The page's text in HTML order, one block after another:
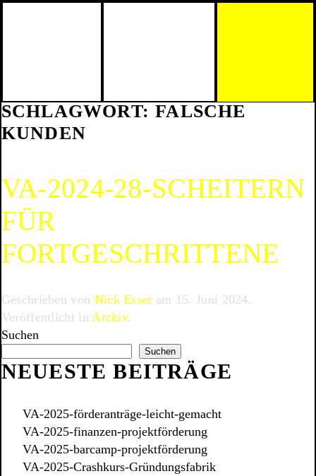
SCHLAGWORT:FALSCHE
KUNDEN
VA-2024-28-SCHEITERN
FÜR
FORTGESCHRITTENE
Geschrieben von Nick Esser am 15. Juni 2024.
Veröffentlicht in Archiv.
Suchen
Suchen
NEUESTE BEITRÄGE
VA-2025-förderanträge-leicht-gemacht
VA-2025-finanzen-projektförderung
VA-2025-barcamp-projektförderung
VA-2025-Crashkurs-Gründungsfabrik